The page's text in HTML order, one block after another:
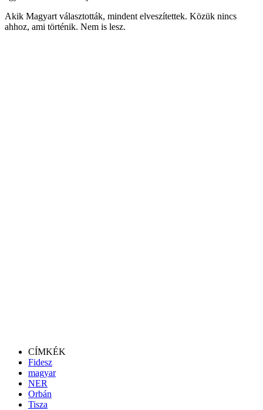
Akik Magyart választották, mindent elveszítettek. Közük nincs
ahhoz, ami történik. Nem is lesz.
CÍMKÉK
Fidesz
magyar
NER
Orbán
Tisza